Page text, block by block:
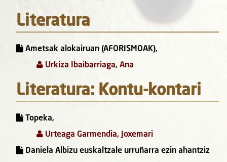
Literatura
Ametsak alokairuan (AFORISMOAK),
Urkiza Ibaibarriaga, Ana
Literatura: Kontu-kontari
Topeka,
Urteaga Garmendia, Joxemari
Daniela Albizu euskaltzale urruñarra ezin ahantziz